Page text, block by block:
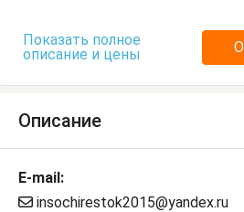
Показать полное
описание и цены
Описание
E-mail:
insochirestok2015@yandex.ru